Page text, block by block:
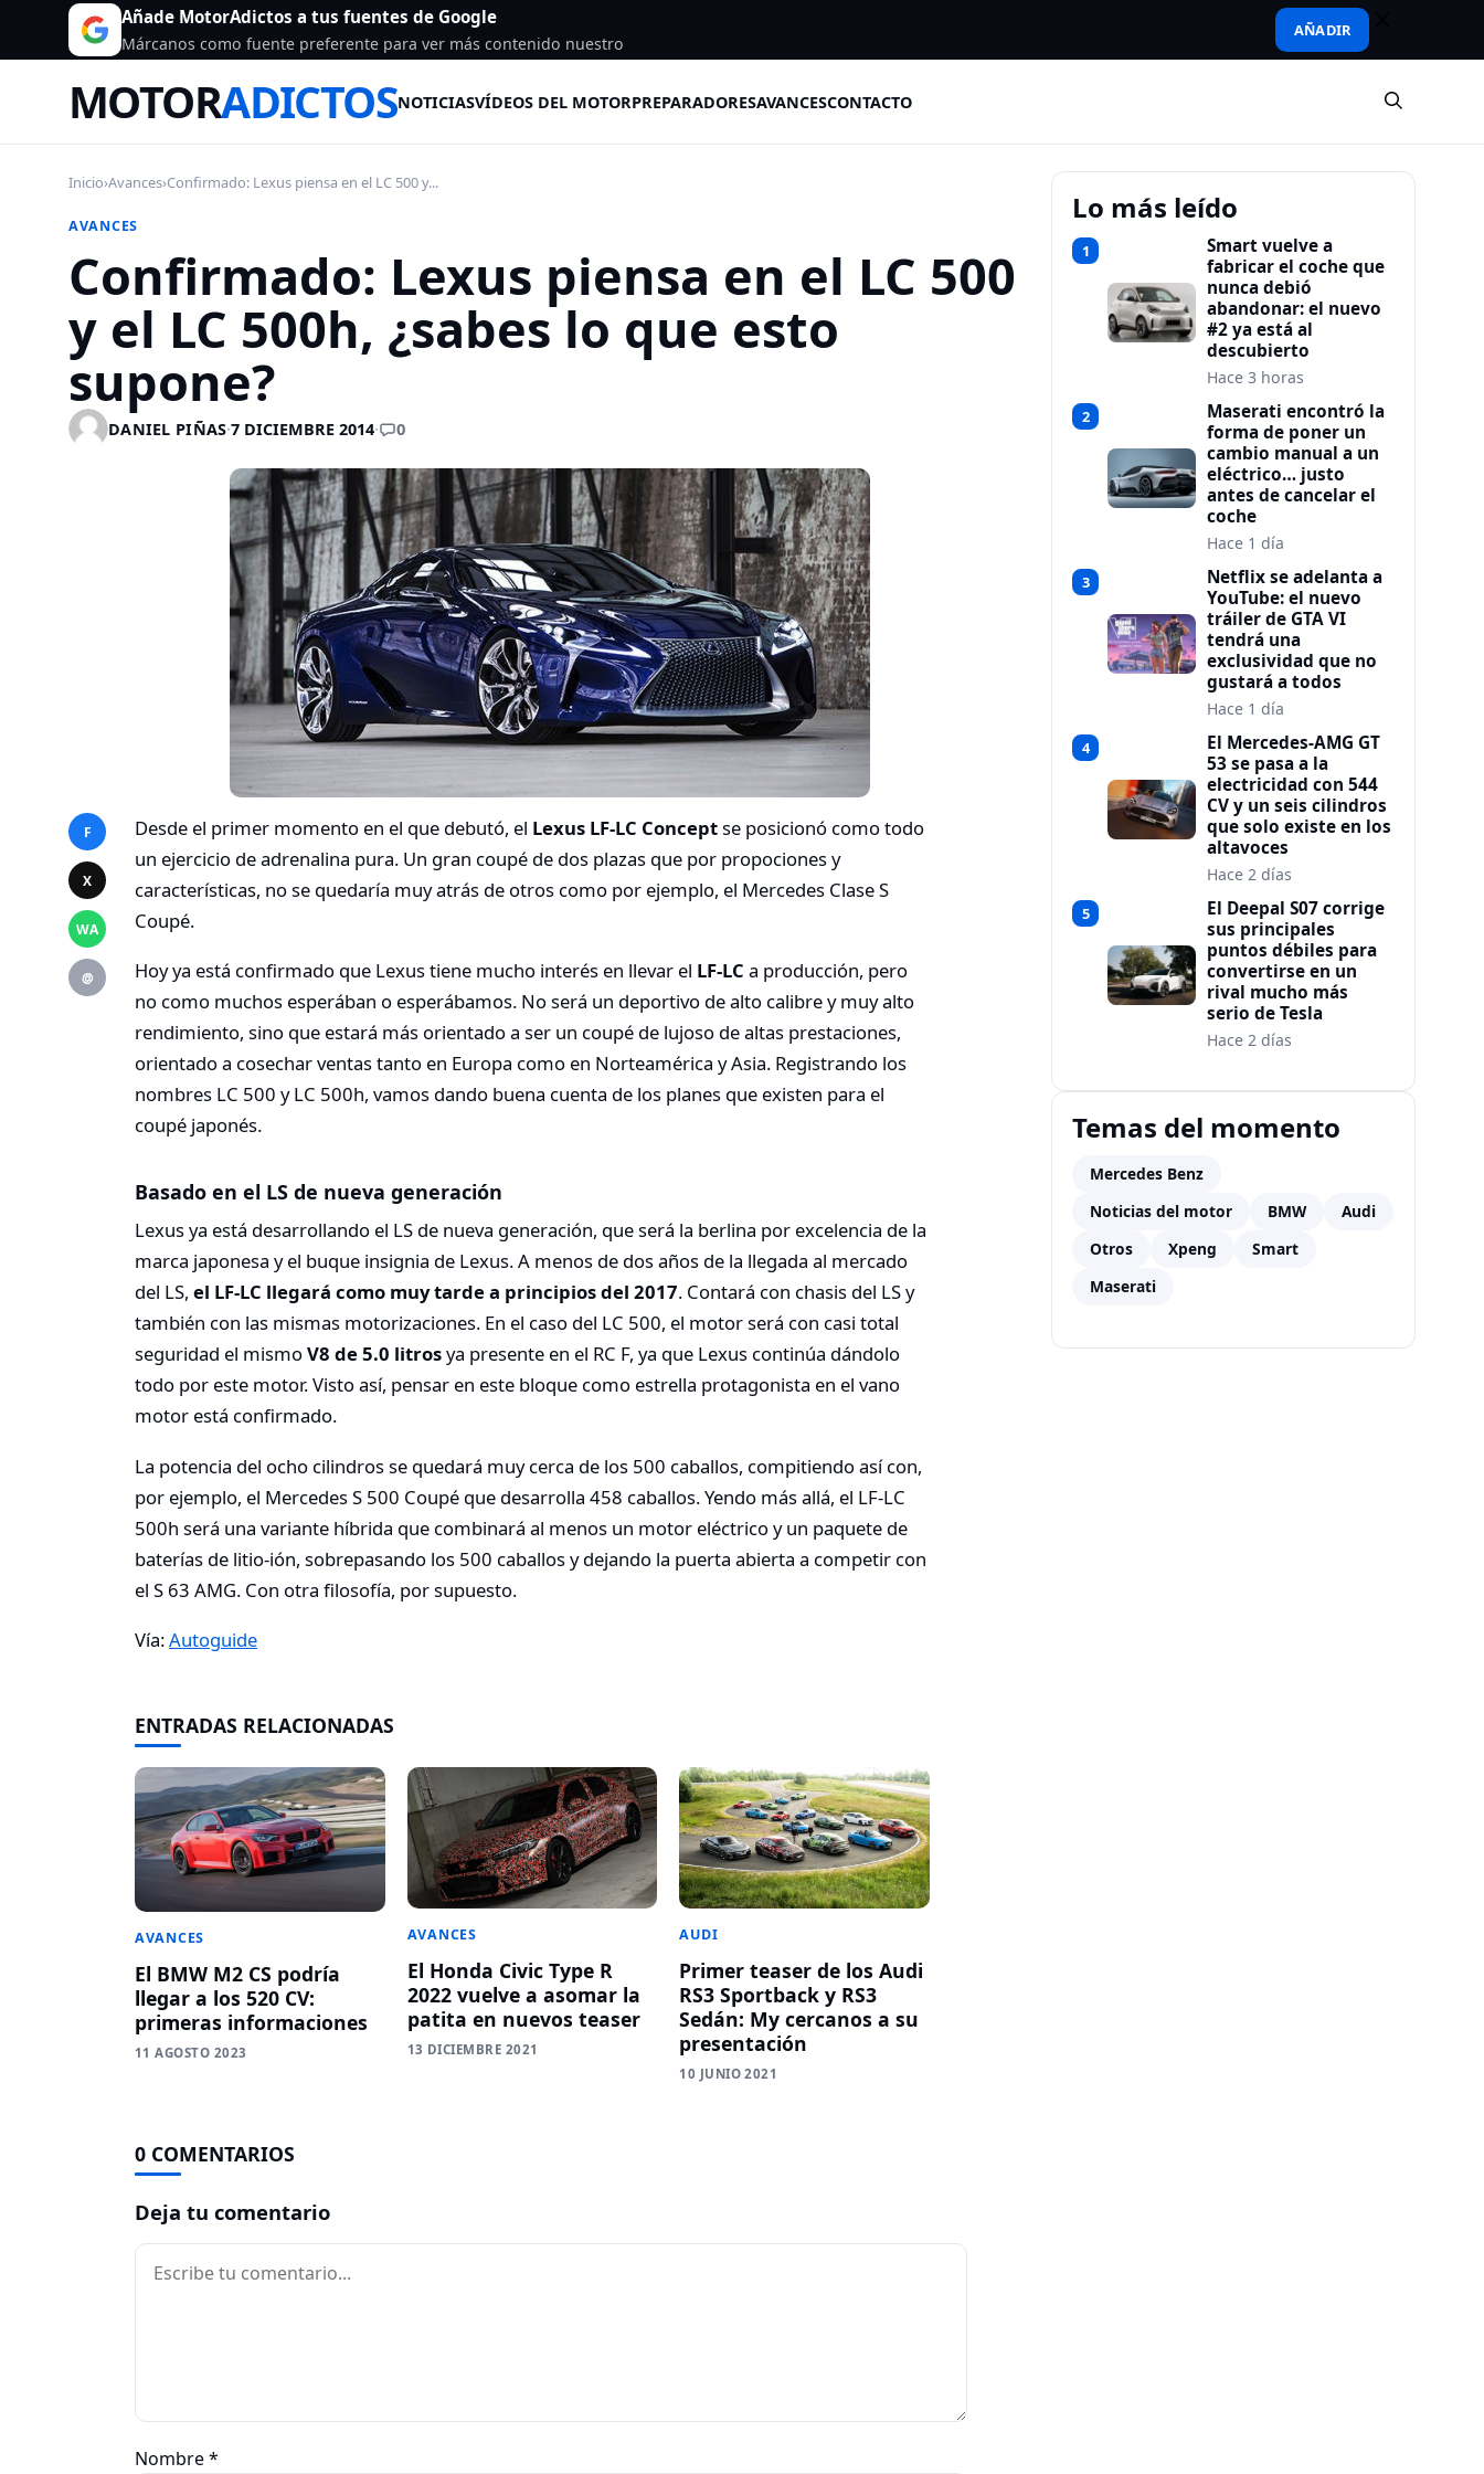
Añade MotorAdictos a tus fuentes de Google
Márcanos como fuente preferente para ver más contenido nuestro
AÑADIR
MOTORADICTOSNOTICIASVÍDEOS DEL MOTORPREPARADORESAVANCESCONTACTO
Inicio›Avances›Confirmado: Lexus piensa en el LC 500 y...
AVANCES
Confirmado: Lexus piensa en el LC 500
y el LC 500h, ¿sabes lo que esto
supone?
DANIEL PIÑAS·7 DICIEMBRE 2014· 0
F
X
WA
@
Desde el primer momento en el que debutó, el Lexus LF-LC Conceptse posicionó como todo
un ejercicio de adrenalina pura. Un gran coupé de dos plazas que por propociones y
características, no se quedaría muy atrás de otros como por ejemplo, el Mercedes Clase S
Coupé.
Hoy ya está confirmado que Lexus tiene mucho interés en llevar el LF-LC a producción, pero
no como muchos esperában o esperábamos. No será un deportivo de alto calibre y muy alto
rendimiento, sino que estará más orientado a ser un coupé de lujoso de altas prestaciones,
orientado a cosechar ventas tanto en Europa como en Norteamérica y Asia. Registrando los
nombres LC 500 y LC 500h, vamos dando buena cuenta de los planes que existen para el
coupé japonés.
Basado en el LS de nueva generación
Lexus ya está desarrollando el LS de nueva generación, que será la berlina por excelencia de la
marca japonesa y el buque insignia de Lexus. A menos de dos años de la llegada al mercado
del LS, el LF-LC llegará como muy tarde a principios del 2017. Contará con chasis del LS y
también con las mismas motorizaciones. En el caso del LC 500, el motor será con casi total
seguridad el mismoV8 de 5.0 litrosya presente en el RC F, ya que Lexus continúa dándolo
todo por este motor. Visto así, pensar en este bloque como estrella protagonista en el vano
motor está confirmado.
La potencia del ocho cilindros se quedará muy cerca de los 500 caballos, compitiendo así con,
por ejemplo, el Mercedes S 500 Coupé que desarrolla 458 caballos. Yendo más allá, el LF-LC
500h será una variante híbrida que combinará al menos un motor eléctrico y un paquete de
baterías de litio-ión, sobrepasando los 500 caballos y dejando la puerta abierta a competir con
el S 63 AMG. Con otra filosofía, por supuesto.
Vía:Autoguide
ENTRADAS RELACIONADAS
AVANCES
El BMW M2 CS podría
llegar a los 520 CV:
primeras informaciones
11 AGOSTO 2023
AVANCES
El Honda Civic Type R
2022 vuelve a asomar la
patita en nuevos teaser
13 DICIEMBRE 2021
AUDI
Primer teaser de los Audi
RS3 Sportback y RS3
Sedán: My cercanos a su
presentación
10 JUNIO 2021
0 COMENTARIOS
Deja tu comentario
Comentario
Nombre*
Lo más leído
1
Smart vuelve a
fabricar el coche que
nunca debió
abandonar: el nuevo
#2 ya está al
descubierto
Hace 3 horas
2
Maserati encontró la
forma de poner un
cambio manual a un
eléctrico… justo
antes de cancelar el
coche
Hace 1 día
3
Netflix se adelanta a
YouTube: el nuevo
tráiler de GTA VI
tendrá una
exclusividad que no
gustará a todos
Hace 1 día
4
El Mercedes-AMG GT
53 se pasa a la
electricidad con 544
CV y un seis cilindros
que solo existe en los
altavoces
Hace 2 días
5
El Deepal S07 corrige
sus principales
puntos débiles para
convertirse en un
rival mucho más
serio de Tesla
Hace 2 días
Temas del momento
Mercedes Benz
Noticias del motor
BMW
Audi
Otros
Xpeng
Smart
Maserati